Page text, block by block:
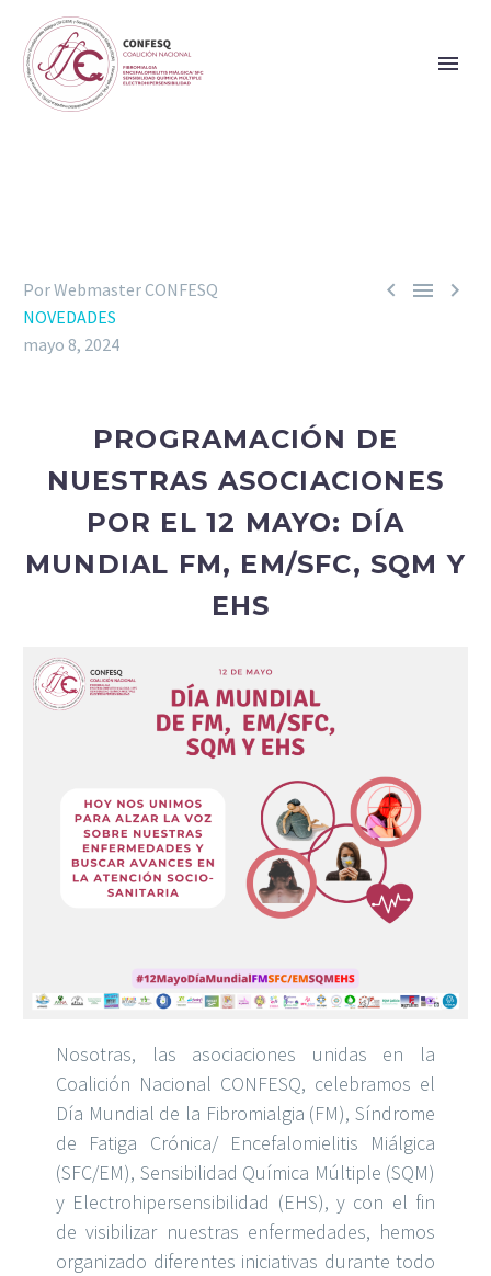
  
Por Webmaster CONFESQ
NOVEDADES
mayo 8, 2024
PROGRAMACIÓN DE
NUESTRAS ASOCIACIONES
POR EL 12 MAYO: DÍA
MUNDIAL FM, EM/SFC, SQM Y
EHS
Nosotras, las asociaciones unidas en la
Coalición Nacional CONFESQ, celebramos el
Día Mundial de la Fibromialgia (FM), Síndrome
de Fatiga Crónica/ Encefalomielitis Miálgica
(SFC/EM), Sensibilidad Química Múltiple (SQM)
y Electrohipersensibilidad (EHS), y con el fin
de visibilizar nuestras enfermedades, hemos
organizado diferentes iniciativas durante todo